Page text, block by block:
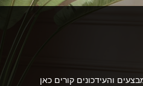
והעידכונים קורים כאן